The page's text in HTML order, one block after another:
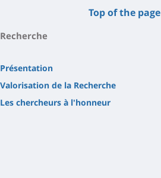
Top of the page
Recherche
Présentation
Valorisation de la Recherche
Les chercheurs à l'honneur